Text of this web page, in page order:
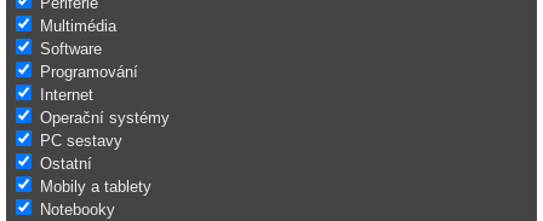
Multimédia
Software
Programování
Internet
Operační systémy
PC sestavy
Ostatní
Mobily a tablety
Notebooky